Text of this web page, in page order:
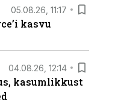
05.08.26, 11:17
kasvu
04.08.26, 12:14
kasumlikkust